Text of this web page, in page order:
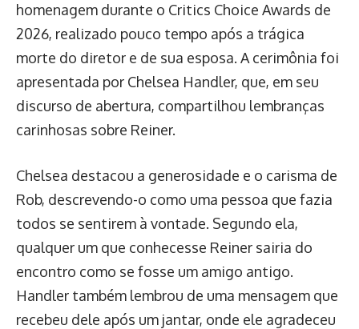
homenagem durante o Critics Choice Awards de
2026, realizado pouco tempo após a trágica
morte do diretor e de sua esposa. A cerimônia foi
apresentada por Chelsea Handler, que, em seu
discurso de abertura, compartilhou lembranças
carinhosas sobre Reiner.
Chelsea destacou a generosidade e o carisma de
Rob, descrevendo-o como uma pessoa que fazia
todos se sentirem à vontade. Segundo ela,
qualquer um que conhecesse Reiner sairia do
encontro como se fosse um amigo antigo.
Handler também lembrou de uma mensagem que
recebeu dele após um jantar, onde ele agradeceu